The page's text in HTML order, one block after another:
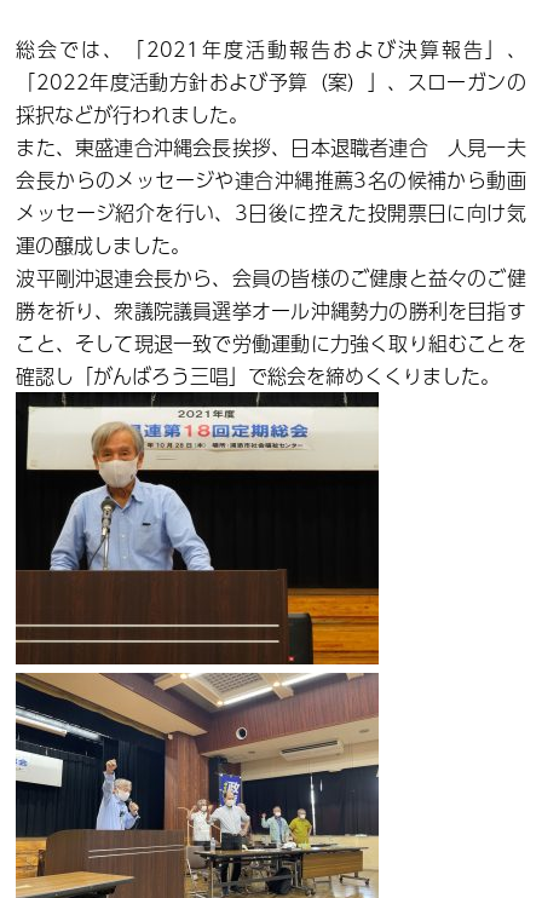
総会では、「2021年度活動報告および決算報告」、
「2022年度活動方針および予算（案）」、スローガンの
採択などが行われました。
また、東盛連合沖縄会長挨拶、日本退職者連合 人見一夫
会長からのメッセージや連合沖縄推薦3名の候補から動画
メッセージ紹介を行い、3日後に控えた投開票日に向け気
運の醸成しました。
波平剛沖退連会長から、会員の皆様のご健康と益々のご健
勝を祈り、衆議院議員選挙オール沖縄勢力の勝利を目指す
こと、そして現退一致で労働運動に力強く取り組むことを
確認し「がんばろう三唱」で総会を締めくくりました。